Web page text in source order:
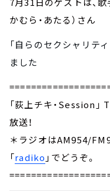
かむら・あたる）さん
「自らのセクシャリテ
ました
「荻上チキ・Session
放送！
＊ラジオはAM954/
「radiko 」でどうぞ。